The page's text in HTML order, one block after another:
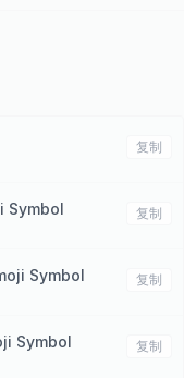
复制
Symbol 复制
Symbol 复制
Symbol 复制